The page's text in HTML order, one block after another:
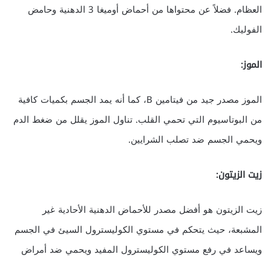
العظام. فضلاً عن محتواها من أحماض أوميغا 3 الدهنية وحامض
الفوليك.
الموز:
الموز مصدر جيد من فيتامين B، كما أنه يمد الجسم بكميات كافية
من البوتاسيوم التي تحمي القلب. تناول الموز يقلل من ضغط الدم
ويحمي الجسم ضد تصلب الشرايين.
زيت الزيتون:
زيت الزيتون هو أفضل مصدر للأحماض الدهنية الأحادية غير
المشبعة، حيث يتحكم في مستوي الكوليسترول السيئ في الجسم
ويساعد في رفع مستوي الكوليسترول المفيد ويحمي ضد أمراض